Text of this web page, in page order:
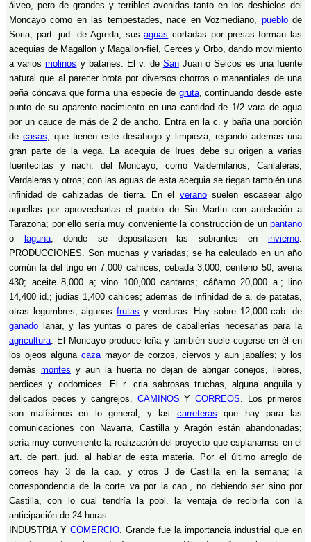
álveo, pero de grandes y terribles avenidas tanto en los deshielos del
Moncayo como en las tempestades, nace en Vozmediano, pueblode
Soria, part. jud. de Agreda; susaguas cortadas por presas forman las
acequias de Magallon y Magallon-fiel, Cerces y Orbo, dando movimiento
a variosmolinos y batanes. El v. de SanJuan o Selcos es una fuente
natural que al parecer brota por diversos chorros o manantiales de una
peña cóncava que forma una especie de gruta, continuando desde este
punto de su aparente nacimiento en una cantidad de 1/2 vara de agua
por un cauce de más de 2 de ancho. Entra en la c. y baña una porción
de casas, que tienen este desahogo y limpieza, regando ademas una
gran parte de la vega. La acequia de Irues debe su origen a varias
fuentecitas y riach. del Moncayo, como Valdemilanos, Canlaleras,
Vardaleras y otros; con las aguas de esta acequia se riegan también una
infinidad de cahizadas de tierra. En el veranosuelen escasear algo
aquellas por aprovecharlas el pueblo de Sin Martin con antelación a
Tarazona; por ello sería muy conveniente la construcción de un pantano
o
laguna, donde se depositasen las sobrantes en invierno.
PRODUCCIONES. Son muchas y variadas; se ha calculado en un año
común la del trigo en 7,000 cahíces; cebada 3,000; centeno 50; avena
430; aceite 8,000 a; vino 100,000 cantaros; cáñamo 20,000 a.; lino
14,400 id.; judias 1,400 cahices; ademas de infinidad de a. de patatas,
otras legumbres, algunasfrutas y verduras. Hay sobre 12,000 cab. de
ganado lanar, y las yuntas o pares de caballerías necesarias para la
agricultura. El Moncayo produce leña y también suele cogerse en él en
los ojeos alguna cazamayor de corzos, ciervos y aun jabalíes; y los
demás montes y aun la huerta no dejan de abrigar conejos, liebres,
perdices y codornices. El r. cria sabrosas truchas, alguna anguila y
delicados peces y cangrejos. CAMINOS YCORREOS. Los primeros
son malísimos en lo general, y las carreteras que hay para las
comunicaciones con Navarra, Castilla y Aragón están abandonadas;
sería muy conveniente la realización del proyecto que esplanamss en el
art. de part. jud. al hablar de esta materia. Por el último arreglo de
correos hay 3 de la cap. y otros 3 de Castilla en la semana; la
correspondencia de la corte va por la cap., no debiendo ser sino por
Castilla, con lo cual tendría la pobl. la ventaja de recibirla con la
anticipación de 24 horas.
INDUSTRIA Y COMERCIO. Grande fue la importancia industrial que en